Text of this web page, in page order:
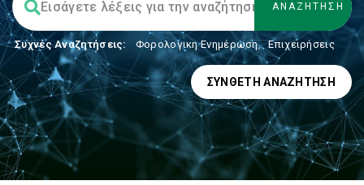
Συχνές Αναζητήσεις: Φορολογικη Ενημέρωση, Επιχειρήσεις
ΣΎΝΘΕΤΗ ΑΝΑΖΉΤΗΣΗ